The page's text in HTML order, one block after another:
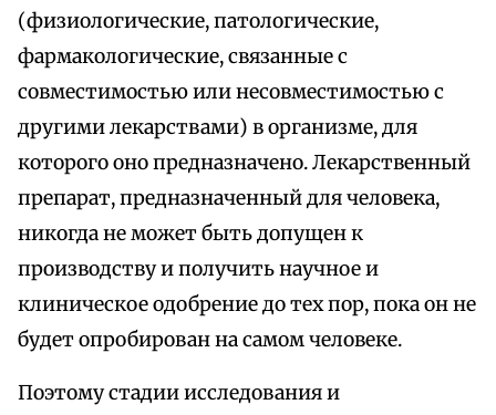
(физиологические, патологические,
фармакологические, связанные с
совместимостью или несовместимостью с
другими лекарствами) в организме, для
которого оно предназначено. Лекарственный
препарат, предназначенный для человека,
никогда не может быть допущен к
производству и получить научное и
клиническое одобрение до тех пор, пока он не
будет опробирован на самом человеке.
Поэтому стадии исследования и